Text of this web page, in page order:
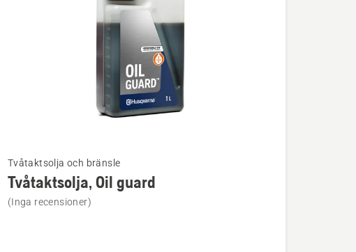
mer
information
om
Tvåtaktsolja och bränsle
Tvåtaktsolja, Oil guard
(Inga recensioner)